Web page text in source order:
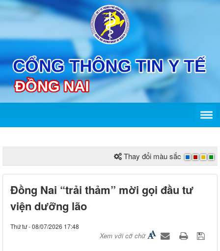
Thay đổi màu sắc
Đồng Nai “trải thảm” mời gọi đầu tư
viện dưỡng lão
Thứ tư - 08/07/2026 17:48
Xem với cỡ chữ